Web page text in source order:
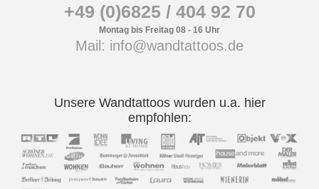
+49 (0)6825 / 404 92 70
Montag bis Freitag 08 - 16 Uhr
Mail: info@wandtattoos.de
Unsere Wandtattoos wurden u.a. hier
empfohlen: